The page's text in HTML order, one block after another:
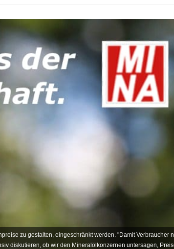
zu gestalten, eingeschränkt werden. "Damit Verbraucher
diskutieren, ob wir den Mineralölkonzernen untersagen,